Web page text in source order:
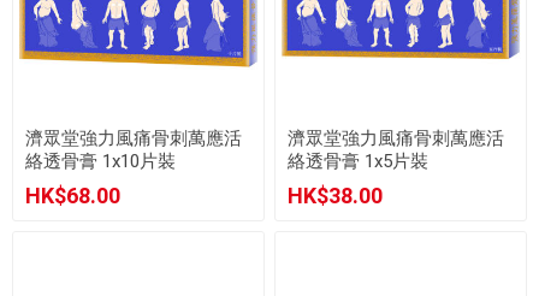
濟眾堂強力風痛骨刺萬應活
絡透骨膏 1x10片裝
HK$68.00
濟眾堂強力風痛骨刺萬應活
絡透骨膏 1x5片裝
HK$38.00